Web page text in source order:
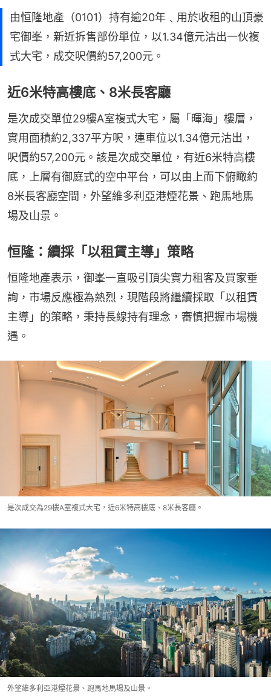
由恒隆地產（0101）持有逾20年﹑用於收租的山頂豪
宅御峯，新近拆售部份單位，以1.34億元沽出一伙複
式大宅，成交呎價約57,200元。
近6米特高樓底、8米長客廳
是次成交單位29樓A室複式大宅，屬「暉海」樓層，
實用面積約2,337平方呎，連車位以1.34億元沽出，
呎價約57,200元。該是次成交單位，有近6米特高樓
底，上層有御庭式的空中平台，可以由上而下俯瞰約
8米長客廳空間，外望維多利亞港煙花景、跑馬地馬
場及山景。
恒隆：續採「以租賃主導」策略
恒隆地產表示，御峯一直吸引頂尖實力租客及買家垂
詢，市場反應極為熱烈，現階段將繼續採取「以租賃
主導」的策略，秉持長線持有理念，審慎把握市場機
遇。
是次成交為29樓A室複式大宅，近6米特高樓底、8米長客廳。
外望維多利亞港煙花景、跑馬地馬場及山景。